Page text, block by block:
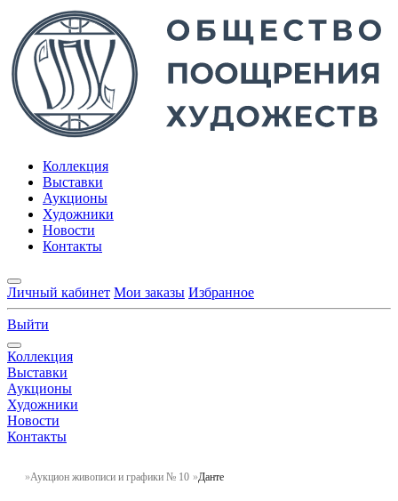
Коллекция
Выставки
Аукционы
Художники
Новости
Контакты
Личный кабинет Мои заказы Избранное
Выйти
Коллекция
Выставки
Аукционы
Художники
Новости
Контакты
Аукцион живописи и графики № 10 Данте